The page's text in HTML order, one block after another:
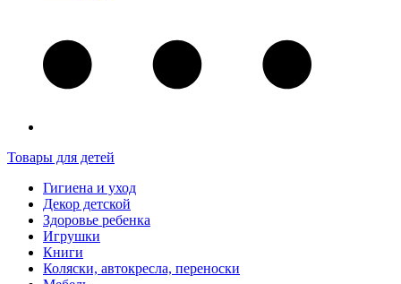
Товары для детей
Гигиена и уход
Декор детской
Здоровье ребенка
Игрушки
Книги
Коляски, автокресла, переноски